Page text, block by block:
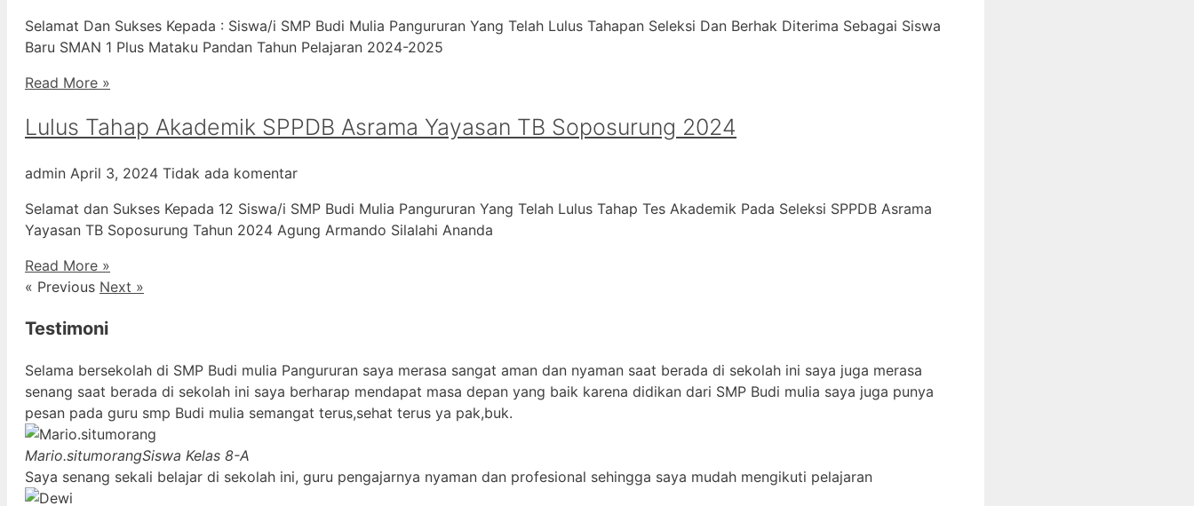
Selamat Dan Sukses Kepada : Siswa/i SMP Budi Mulia Pangururan Yang Telah Lulus Tahapan Seleksi Dan Berhak Diterima Sebagai Siswa
Baru SMAN 1 Plus Mataku Pandan Tahun Pelajaran 2024-2025
Read More »
Lulus Tahap Akademik SPPDB Asrama Yayasan TB Soposurung 2024
admin April 3, 2024 Tidak ada komentar
Selamat dan Sukses Kepada 12 Siswa/i SMP Budi Mulia Pangururan Yang Telah Lulus Tahap Tes Akademik Pada Seleksi SPPDB Asrama
Yayasan TB Soposurung Tahun 2024 Agung Armando Silalahi ⁠Ananda
Read More »
« Previous Next »
Testimoni
Selama bersekolah di SMP Budi mulia Pangururan saya merasa sangat aman dan nyaman saat berada di sekolah ini saya juga merasa
senang saat berada di sekolah ini saya berharap mendapat masa depan yang baik karena didikan dari SMP Budi mulia saya juga punya
pesan pada guru smp Budi mulia semangat terus,sehat terus ya pak,buk.
Mario.situmorangSiswa Kelas 8-A
Saya senang sekali belajar di sekolah ini, guru pengajarnya nyaman dan profesional sehingga saya mudah mengikuti pelajaran